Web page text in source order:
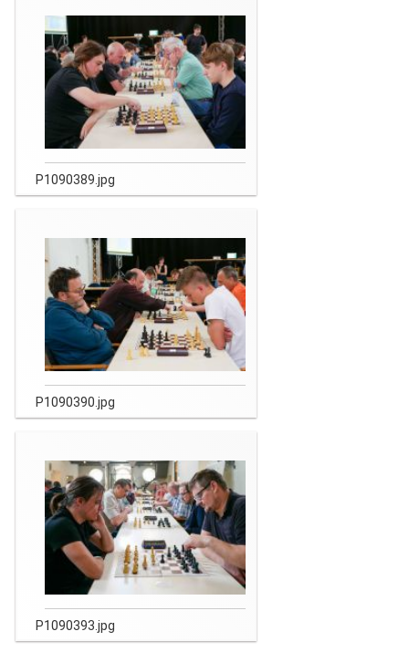
P1090389.jpg
P1090390.jpg
P1090393.jpg